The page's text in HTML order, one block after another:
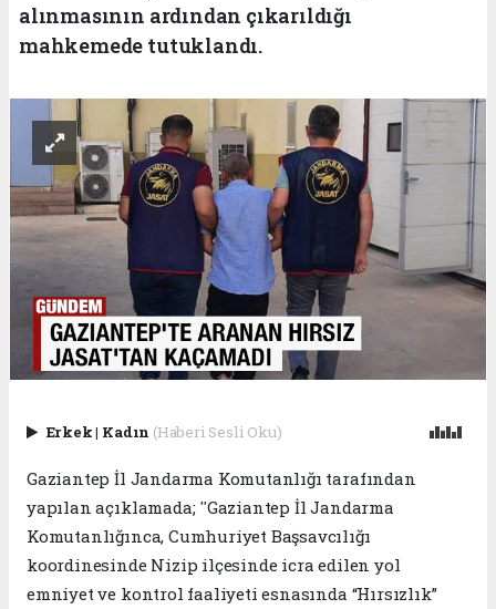
alınmasının ardından çıkarıldığı
mahkemede tutuklandı.
Erkek| Kadın (Haberi Sesli Oku)
Gaziantep İl Jandarma Komutanlığı tarafından
yapılan açıklamada; ''Gaziantep İl Jandarma
Komutanlığınca, Cumhuriyet Başsavcılığı
koordinesinde Nizip ilçesinde icra edilen yol
emniyet ve kontrol faaliyeti esnasında “Hırsızlık”